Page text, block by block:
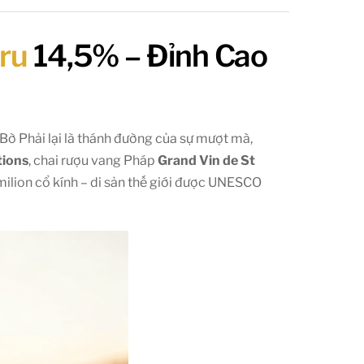
14,5% – Đỉnh Cao
Phải lại là thánh đường của sự mượt mà,
, chai rượu vang Pháp Grand Vin de St
cổ kính – di sản thế giới được UNESCO